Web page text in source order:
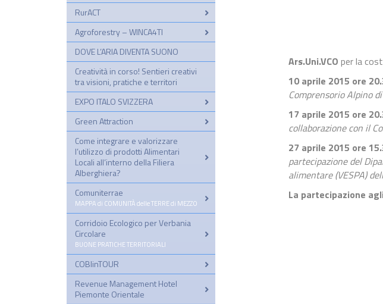
RurACT
Agroforestry – WINCA4TI
DOVE L’ARIA DIVENTA SUONO
Creatività in corso! Sentieri creativi
tra visioni, pratiche e territori
EXPO ITALO SVIZZERA
Green Attraction
Come integrare e valorizzare
l’utilizzo di prodotti Alimentari
Locali all’interno della Filiera
Alberghiera?
Comuniterrae
MAPPA di COMUNITÀ delle TERRE di MEZZO
Corridoio Ecologico per Verbania
Circolare
BUONE PRATICHE TERRITORIALI
COBIinTOUR
Revenue Management Hotel
Piemonte Orientale
Ars.Uni.VCO per la
10 aprile 2015 ore
Comprensorio Alpino
17 aprile 2015 ore
collaborazione con il
27 aprile 2015 ore
partecipazione del
alimentare (VESPA)
La partecipazione